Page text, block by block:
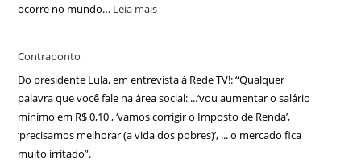
ocorre no mundo… Leia mais
Contraponto
Do presidente Lula, em entrevista à Rede TV!: “Qualquer
palavra que você fale na área social: ...‘vou aumentar o salário
mínimo em R$ 0,10′, ‘vamos corrigir o Imposto de Renda’,
‘precisamos melhorar (a vida dos pobres)’, ... o mercado fica
muito irritado”.